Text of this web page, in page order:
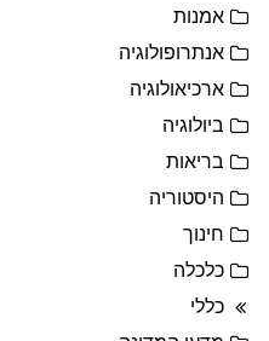
אמנות
אנתרופולוגיה
ארכיאולוגיה
ביולוגיה
בריאות
היסטוריה
חינוך
כלכלה
כללי